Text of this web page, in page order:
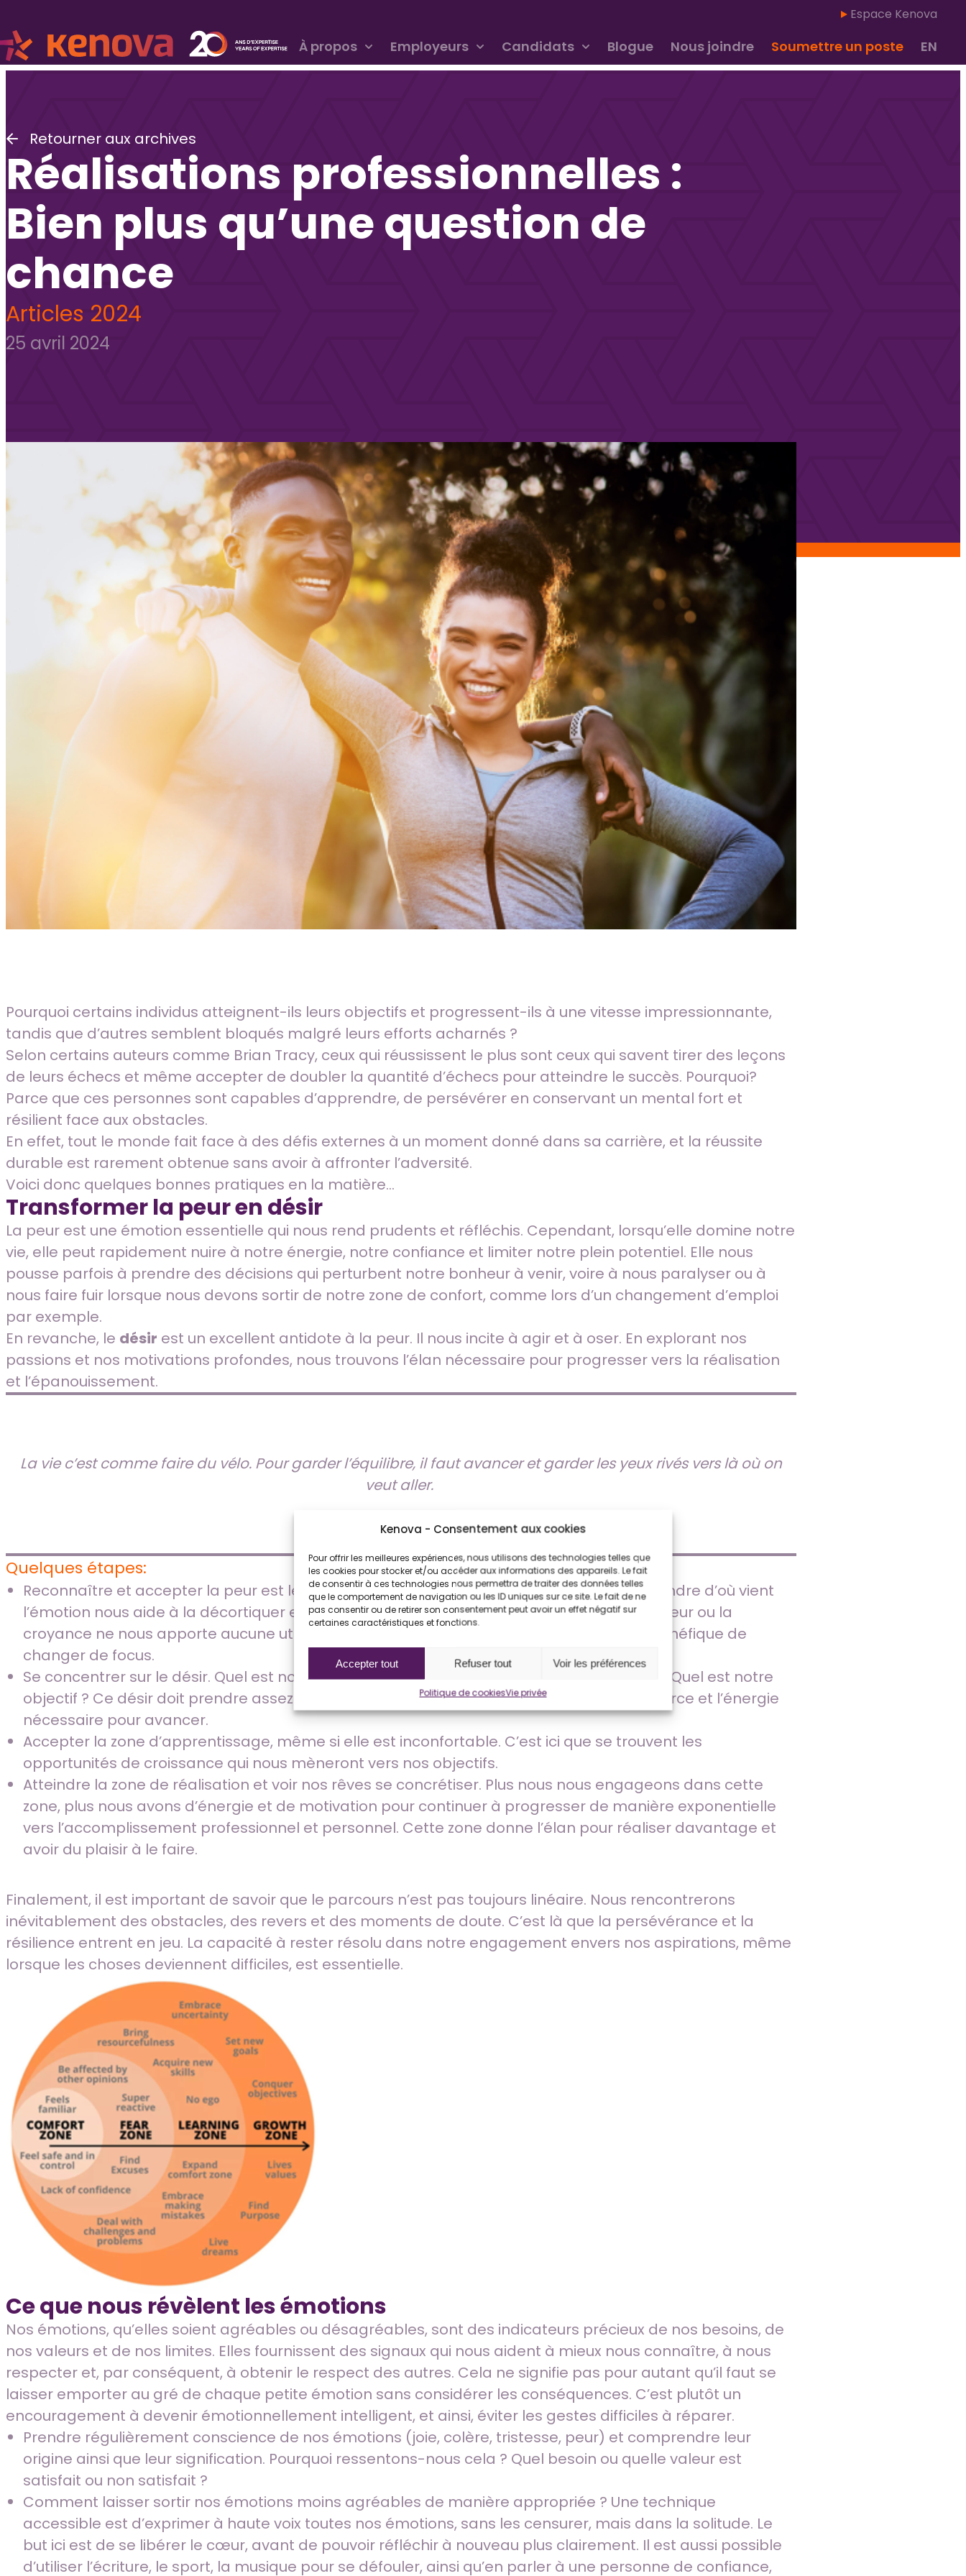
Kenova - Consentement aux cookies
Pour offrir les meilleures expériences, nous utilisons des technologies telles que
les cookies pour stocker et/ou accéder aux informations des appareils. Le fait
de consentir à ces technologies nous permettra de traiter des données telles
que le comportement de navigation ou les ID uniques sur ce site. Le fait de ne
pas consentir ou de retirer son consentement peut avoir un effet négatif sur
certaines caractéristiques et fonctions.
Accepter tout Refuser tout Voir les préférences
Politique de cookiesVie privée
Espace Kenova
À propos Employeurs Candidats Blogue Nous joindre Soumettre un poste EN
Retourner aux archives
Réalisations professionnelles :
Bien plus qu’une question de
chance
Articles 2024
25 avril 2024
Pourquoi certains individus atteignent-ils leurs objectifs et progressent-ils à une vitesse impressionnante,
tandis que d’autres semblent bloqués malgré leurs efforts acharnés ?
Selon certains auteurs comme Brian Tracy, ceux qui réussissent le plus sont ceux qui savent tirer des leçons
de leurs échecs et même accepter de doubler la quantité d’échecs pour atteindre le succès. Pourquoi?
Parce que ces personnes sont capables d’apprendre, de persévérer en conservant un mental fort et
résilient face aux obstacles.
En effet, tout le monde fait face à des défis externes à un moment donné dans sa carrière, et la réussite
durable est rarement obtenue sans avoir à affronter l’adversité.
Voici donc quelques bonnes pratiques en la matière…
Transformer la peur en désir
La peur est une émotion essentielle qui nous rend prudents et réfléchis. Cependant, lorsqu’elle domine notre
vie, elle peut rapidement nuire à notre énergie, notre confiance et limiter notre plein potentiel. Elle nous
pousse parfois à prendre des décisions qui perturbent notre bonheur à venir, voire à nous paralyser ou à
nous faire fuir lorsque nous devons sortir de notre zone de confort, comme lors d’un changement d’emploi
par exemple.
En revanche, le désir est un excellent antidote à la peur. Il nous incite à agir et à oser. En explorant nos
passions et nos motivations profondes, nous trouvons l’élan nécessaire pour progresser vers la réalisation
et l’épanouissement.
La vie c’est comme faire du vélo. Pour garder l’équilibre, il faut avancer et garder les yeux rivés vers là où on
veut aller.
Quelques étapes:
Reconnaître et accepter la peur est le premier pas. Prendre du recul pour mieux comprendre d’où vient
l’émotion nous aide à la décortiquer et à considérer les avertissements pertinents. Si la peur ou la
croyance ne nous apporte aucune utilité (90 % des peurs ne se réalisent jamais), il est bénéfique de
changer de focus.
Se concentrer sur le désir. Quel est notre rêve, notre passion, notre aspiration profonde ? Quel est notre
objectif ? Ce désir doit prendre assez de place pour guider nos actions, nous donner la force et l’énergie
nécessaire pour avancer.
Accepter la zone d’apprentissage, même si elle est inconfortable. C’est ici que se trouvent les
opportunités de croissance qui nous mèneront vers nos objectifs.
Atteindre la zone de réalisation et voir nos rêves se concrétiser. Plus nous nous engageons dans cette
zone, plus nous avons d’énergie et de motivation pour continuer à progresser de manière exponentielle
vers l’accomplissement professionnel et personnel. Cette zone donne l’élan pour réaliser davantage et
avoir du plaisir à le faire.
Finalement, il est important de savoir que le parcours n’est pas toujours linéaire. Nous rencontrerons
inévitablement des obstacles, des revers et des moments de doute. C’est là que la persévérance et la
résilience entrent en jeu. La capacité à rester résolu dans notre engagement envers nos aspirations, même
lorsque les choses deviennent difficiles, est essentielle.
Ce que nous révèlent les émotions
Nos émotions, qu’elles soient agréables ou désagréables, sont des indicateurs précieux de nos besoins, de
nos valeurs et de nos limites. Elles fournissent des signaux qui nous aident à mieux nous connaître, à nous
respecter et, par conséquent, à obtenir le respect des autres. Cela ne signifie pas pour autant qu’il faut se
laisser emporter au gré de chaque petite émotion sans considérer les conséquences. C’est plutôt un
encouragement à devenir émotionnellement intelligent, et ainsi, éviter les gestes difficiles à réparer.
Prendre régulièrement conscience de nos émotions (joie, colère, tristesse, peur) et comprendre leur
origine ainsi que leur signification. Pourquoi ressentons-nous cela ? Quel besoin ou quelle valeur est
satisfait ou non satisfait ?
Comment laisser sortir nos émotions moins agréables de manière appropriée ? Une technique
accessible est d’exprimer à haute voix toutes nos émotions, sans les censurer, mais dans la solitude. Le
but ici est de se libérer le cœur, avant de pouvoir réfléchir à nouveau plus clairement. Il est aussi possible
d’utiliser l’écriture, le sport, la musique pour se défouler, ainsi qu’en parler à une personne de confiance,